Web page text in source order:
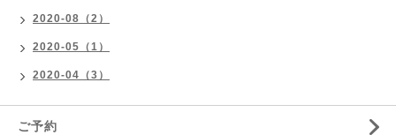
2020-08（2）
2020-05（1）
2020-04（3）
ご予約